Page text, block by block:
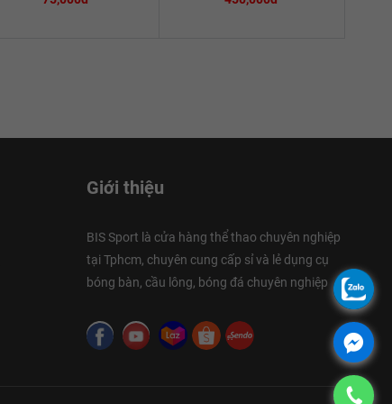
Giới thiệu
BIS Sport là cửa hàng thể thao chuyên nghiệp
tại Tphcm, chuyên cung cấp sỉ và lẻ dụng cụ
bóng bàn, cầu lông, bóng đá chuyên nghiệp